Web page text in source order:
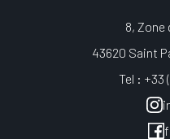
8, Zone
43620 Saint
Tel : +33